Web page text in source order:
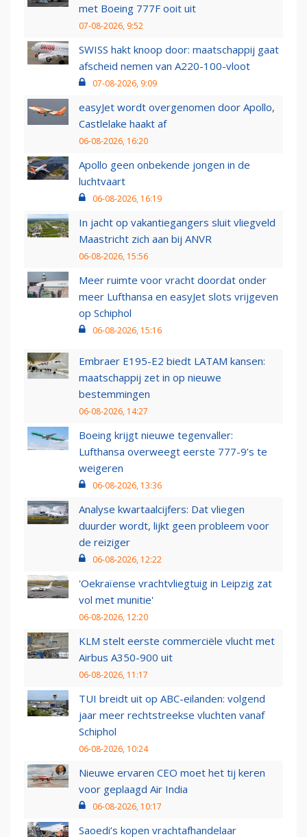
met Boeing 777F ooit uit
07-08-2026, 9:52
SWISS hakt knoop door: maatschappij gaat
afscheid nemen van A220-100-vloot
07-08-2026, 9:09
easyJet wordt overgenomen door Apollo,
Castlelake haakt af
06-08-2026, 16:20
Apollo geen onbekende jongen in de
luchtvaart
06-08-2026, 16:19
In jacht op vakantiegangers sluit vliegveld
Maastricht zich aan bij ANVR
06-08-2026, 15:56
Meer ruimte voor vracht doordat onder
meer Lufthansa en easyJet slots vrijgeven
op Schiphol
06-08-2026, 15:16
Embraer E195-E2 biedt LATAM kansen:
maatschappij zet in op nieuwe
bestemmingen
06-08-2026, 14:27
Boeing krijgt nieuwe tegenvaller:
Lufthansa overweegt eerste 777-9’s te
weigeren
06-08-2026, 13:36
Analyse kwartaalcijfers: Dat vliegen
duurder wordt, lijkt geen probleem voor
de reiziger
06-08-2026, 12:22
'Oekraïense vrachtvliegtuig in Leipzig zat
vol met munitie'
06-08-2026, 12:20
KLM stelt eerste commerciële vlucht met
Airbus A350-900 uit
06-08-2026, 11:17
TUI breidt uit op ABC-eilanden: volgend
jaar meer rechtstreekse vluchten vanaf
Schiphol
06-08-2026, 10:24
Nieuwe ervaren CEO moet het tij keren
voor geplaagd Air India
06-08-2026, 10:17
Saoedi’s kopen vrachtafhandelaar